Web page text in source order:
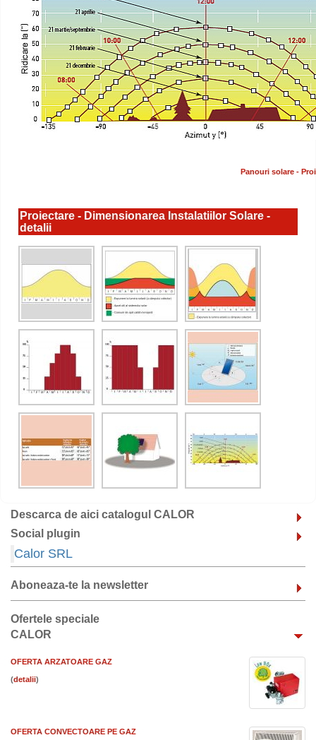
Panouri solare -
Proiectare - Dimensionarea Instalatiilor Solare -
detalii
Descarca de aici catalogul CALOR
Social plugin
Calor SRL
Aboneaza-te la newsletter
Ofertele speciale
CALOR
OFERTA ARZATOARE GAZ
( )
OFERTA CONVECTOARE PE GAZ